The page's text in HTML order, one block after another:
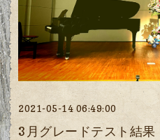
2021-05-14 06:49:00
3月グレードテスト結果